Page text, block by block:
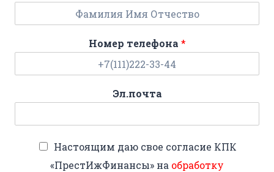
Номер телефона *
Эл.почта
Настоящим даю свое согласие КПК
«ПрестИжФинансы» на обработку